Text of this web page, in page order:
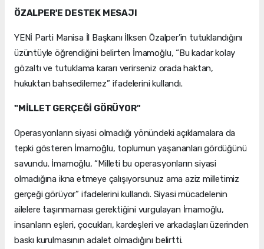
ÖZALPER'E DESTEK MESAJI
YENİ Parti Manisa İl Başkanı İlksen Özalper’in tutuklandığını
üzüntüyle öğrendiğini belirten İmamoğlu, “Bu kadar kolay
gözaltı ve tutuklama kararı verirseniz orada haktan,
hukuktan bahsedilemez” ifadelerini kullandı.
"MİLLET GERÇEĞİ GÖRÜYOR"
Operasyonların siyasi olmadığı yönündeki açıklamalara da
tepki gösteren İmamoğlu, toplumun yaşananları gördüğünü
savundu. İmamoğlu, “Milleti bu operasyonların siyasi
olmadığına ikna etmeye çalışıyorsunuz ama aziz milletimiz
gerçeği görüyor” ifadelerini kullandı. Siyasi mücadelenin
ailelere taşınmaması gerektiğini vurgulayan İmamoğlu,
insanların eşleri, çocukları, kardeşleri ve arkadaşları üzerinden
baskı kurulmasının adalet olmadığını belirtti.